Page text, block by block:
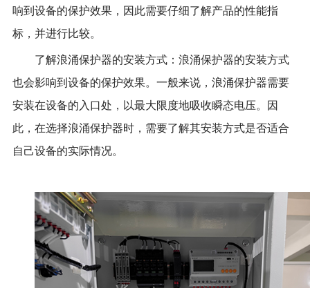
响到设备的保护效果，因此需要仔细了解产品的性能指
标，并进行比较。
了解浪涌保护器的安装方式：浪涌保护器的安装方式
也会影响到设备的保护效果。一般来说，浪涌保护器需要
安装在设备的入口处，以最大限度地吸收瞬态电压。因
此，在选择浪涌保护器时，需要了解其安装方式是否适合
自己设备的实际情况。